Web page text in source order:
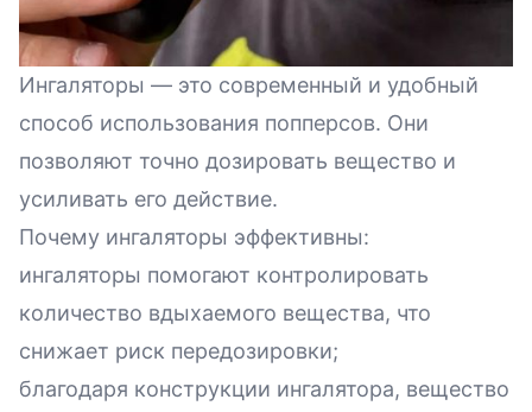
Ингаляторы — это современный и удобный
способ использования попперсов. Они
позволяют точно дозировать вещество и
усиливать его действие.
Почему ингаляторы эффективны:
ингаляторы помогают контролировать
количество вдыхаемого вещества, что
снижает риск передозировки;
благодаря конструкции ингалятора, вещество